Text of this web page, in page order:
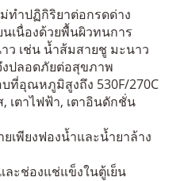
ทำปฏิกิริยาต่อกรดด่าง
เนื่องด้วยพื้นผิวทนการ
ว เช่น น้ำส้มสายชู มะนาว
งปลอดภัยต่อสุขภาพ
ที่อุณหภูมิสูงถึง 530F/270C
เตาไฟฟ้า, เตาอินดักชั่น
เพียงฟองน้ำและน้ำยาล้าง
ะช่องแช่แข็งในตู้เย็น